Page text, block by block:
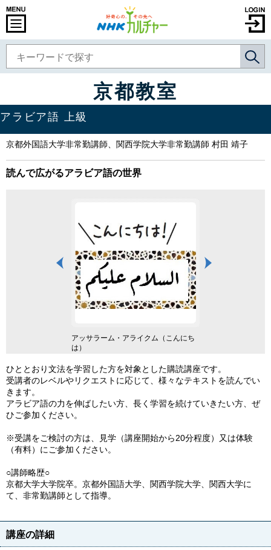
京都教室
アラビア語 上級
京都外国語大学非常勤講師、関西学院大学非常勤講師 村田 靖子
読んで広がるアラビア語の世界
アッサラーム・アライクム（こんにち
は）
ひととおり文法を学習した方を対象とした購読講座です。
受講者のレベルやリクエストに応じて、様々なテキストを読んでい
きます。
アラビア語の力を伸ばしたい方、長く学習を続けていきたい方、ぜ
ひご参加ください。
※受講をご検討の方は、見学（講座開始から20分程度）又は体験
（有料）にご参加ください。
○講師略歴○
京都大学大学院卒。京都外国語大学、関西学院大学、関西大学に
て、非常勤講師として指導。
講座の詳細